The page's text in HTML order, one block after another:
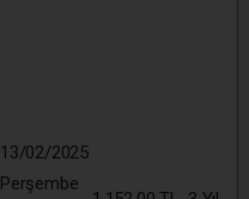
13/02/2025
Perşembe